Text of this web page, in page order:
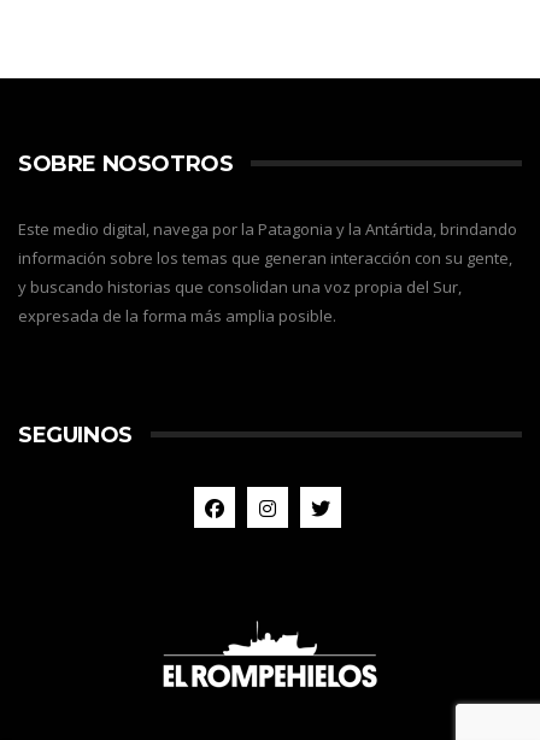
SOBRE NOSOTROS
Este medio digital, navega por la Patagonia y la Antártida, brindando
información sobre los temas que generan interacción con su gente,
y buscando historias que consolidan una voz propia del Sur,
expresada de la forma más amplia posible.
SEGUINOS